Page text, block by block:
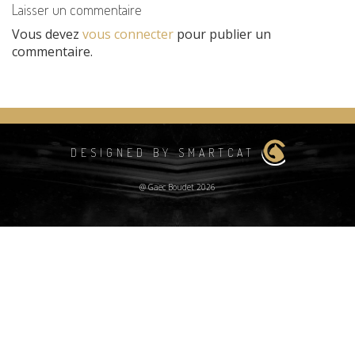
Laisser un commentaire
Vous devez vous connecter pour publier un
commentaire.
DESIGNED BY SMARTCAT
@ Gaec Boudet 2026